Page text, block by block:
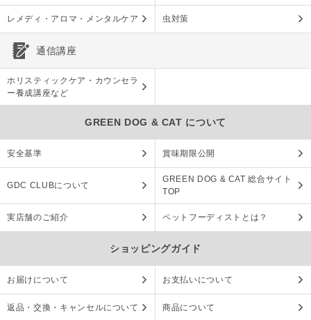
レメディ・アロマ・メンタルケア 虫対策
通信講座
ホリスティックケア・カウンセラ
ー養成講座など
GREEN DOG & CAT について
安全基準 賞味期限公開
GDC CLUBについて
GREEN DOG & CAT 総合サイト
TOP
実店舗のご紹介 ペットフーディストとは？
ショッピングガイド
お届けについて お支払いについて
返品・交換・キャンセルについて 商品について